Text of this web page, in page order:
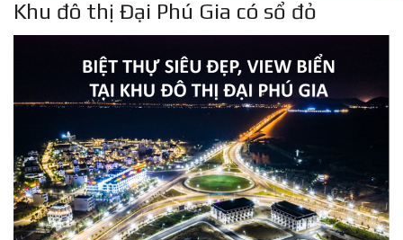
Khu đô thị Đại Phú Gia có sổ đỏ